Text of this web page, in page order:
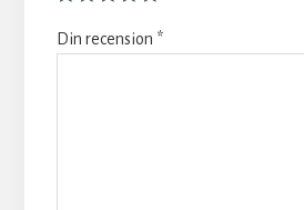
Din recension *